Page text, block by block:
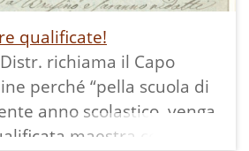
qualificate!
Distr. richiama il Capo
perché “pella scuola di
anno scolastico, venga
maestra con